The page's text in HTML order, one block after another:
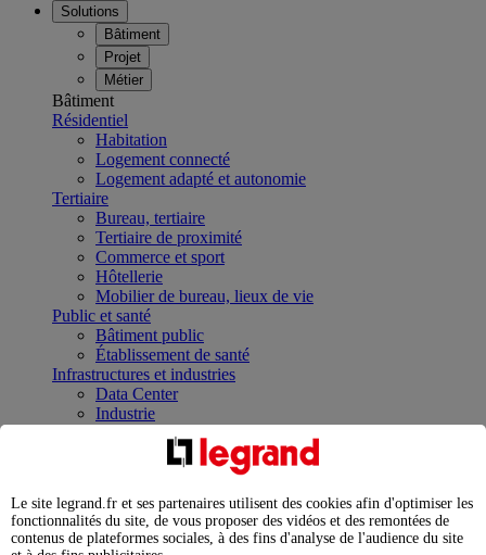
Solutions
Bâtiment
Projet
Métier
Bâtiment
Résidentiel
Habitation
Logement connecté
Logement adapté et autonomie
Tertiaire
Bureau, tertiaire
Tertiaire de proximité
Commerce et sport
Hôtellerie
Mobilier de bureau, lieux de vie
Public et santé
Bâtiment public
Établissement de santé
Infrastructures et industries
Data Center
Industrie
Infrastructures
Contrôler et planifier le fonctionnement des appareils
Répartir et optimiser son tableau électrique
Legrand Data Center Solutions : concentrer les
expertises au service de vos performances
Le site legrand.fr et ses partenaires utilisent des cookies afin d'optimiser les
fonctionnalités du site, de vous proposer des vidéos et des remontées de
contenus de plateformes sociales, à des fins d'analyse de l'audience du site